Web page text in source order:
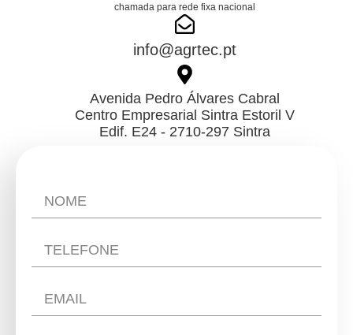
chamada para rede fixa nacional
info@agrtec.pt
Avenida Pedro Álvares Cabral
Centro Empresarial Sintra Estoril V
Edif. E24 - 2710-297 Sintra